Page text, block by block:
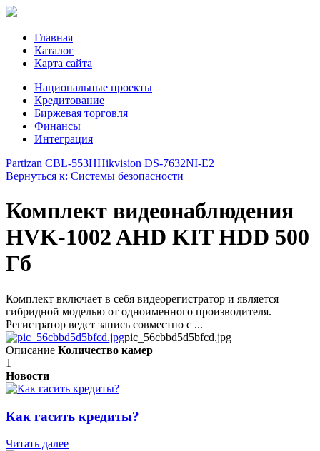
Главная
Каталог
Карта сайта
Национальные проекты
Кредитование
Биржевая торговля
Финансы
Интеграция
Partizan CBL-553HHikvision DS-7632NI-E2
Вернуться к: Системы безопасности
Комплект видеонаблюдения
HVK-1002 AHD KIT HDD 500
Гб
Комплект включает в себя видеорегистратор и является
гибридной моделью от одноименного производителя.
Регистратор ведет запись совместно с ...
pic_56cbbd5d5bfcd.jpg
Описание Количество камер
1
Новости
Как гасить кредиты?
Читать далее